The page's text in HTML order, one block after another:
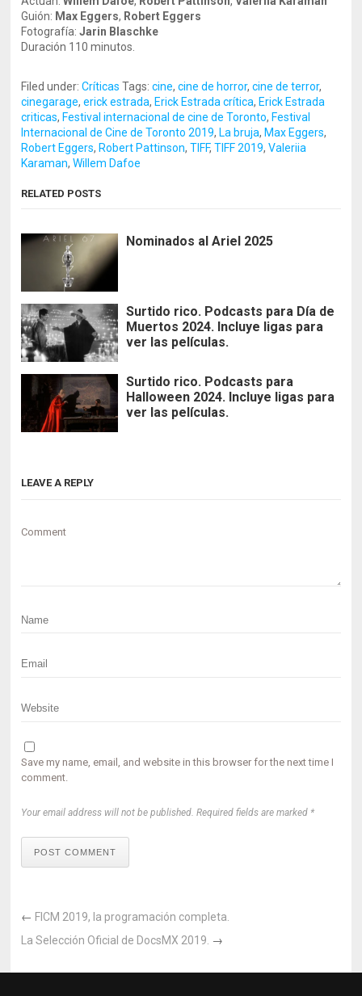
Guión: Max Eggers, Robert Eggers
Fotografía:Jarin Blaschke
Duración 110 minutos.
Filed under:Críticas Tags:cine,cine de horror,cine de terror,
cinegarage,erick estrada, Erick Estrada crítica, Erick Estrada
criticas, Festival internacional de cine de Toronto, Festival
Internacional de Cine de Toronto 2019, La bruja, Max Eggers,
Robert Eggers, Robert Pattinson,TIFF,TIFF 2019,Valeriia
Karaman,Willem Dafoe
RELATED POSTS
Nominados al Ariel 2025
Surtido rico. Podcasts para Día de
Muertos 2024. Incluye ligas para
ver las películas.
Surtido rico. Podcasts para
Halloween 2024. Incluye ligas para
ver las películas.
LEAVE A REPLY
Comment
Save my name, email, and website in this browser for the next time I
comment.
Your email address will not be published. Required fields are marked *
POST COMMENT
← FICM 2019, la programación completa.
La Selección Oficial de DocsMX 2019. →